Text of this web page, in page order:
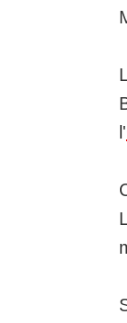
l'